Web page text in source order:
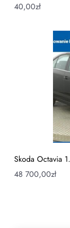
40,00zł
Skoda Octavia
48 700,00zł